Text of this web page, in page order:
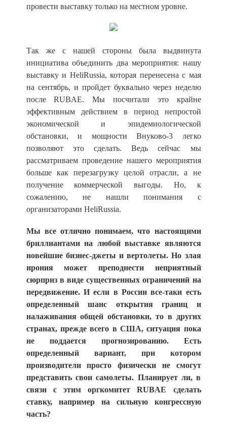
провести выставку только на местном уровне.
Так же с нашей стороны была выдвинута
инициатива объединить два мероприятия: нашу
выставку и HeliRussia, которая перенесена с мая
на сентябрь, и пройдет буквально через неделю
после RUBAE. Мы посчитали это крайне
эффективным действием в период непростой
экономической и эпидемиологической
обстановки, и мощности Внуково-3 легко
позволяют это сделать. Ведь сейчас мы
рассматриваем проведение нашего мероприятия
больше как перезагрузку целой отрасли, а не
получение коммерческой выгоды. Но, к
сожалению, не нашли понимания с
организаторами HeliRussia.
Мы все отлично понимаем, что настоящими
бриллиантами на любой выставке являются
новейшие бизнес-джеты и вертолеты. Но злая
ирония может преподнести неприятный
сюрприз в виде существенных ограничений на
передвижение. И если в России все-таки есть
определенный шанс открытия границ и
налаживания общей обстановки, то в других
странах, прежде всего в США, ситуация пока
не поддается прогнозированию. Есть
определенный вариант, при котором
производители просто физически не смогут
представить свои самолеты. Планирует ли, в
связи с этим оргкомитет RUBAE сделать
ставку, например на сильную конгрессную
часть?